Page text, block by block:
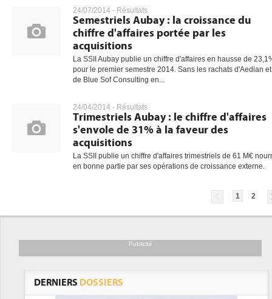
24/07/2014 - Résultats
Semestriels Aubay : la croissance du
chiffre d'affaires portée par les
acquisitions
La SSII Aubay publie un chiffre d'affaires en hausse de
pour le premier semestre 2014. Sans les rachats d'Aedian et
de Blue Sof Consulting en...
24/04/2014 - Résultats
Trimestriels Aubay : le chiffre d'affaires
s'envole de 31% à la faveur des
acquisitions
La SSII publie un chiffre d'affaires trimestriels de 61 M€
en bonne partie par ses opérations de croissance externe.
1 2
Publicité
DERNIERS DOSSIERS